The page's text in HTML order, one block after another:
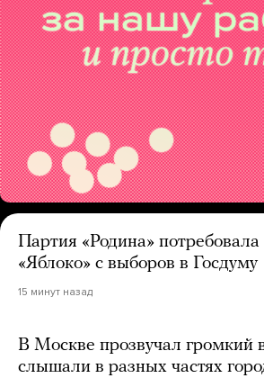
Партия «Родина» потребовала
«Яблоко» с выборов в Госдуму
15 минут назад
В Москве прозвучал громкий
слышали в разных частях